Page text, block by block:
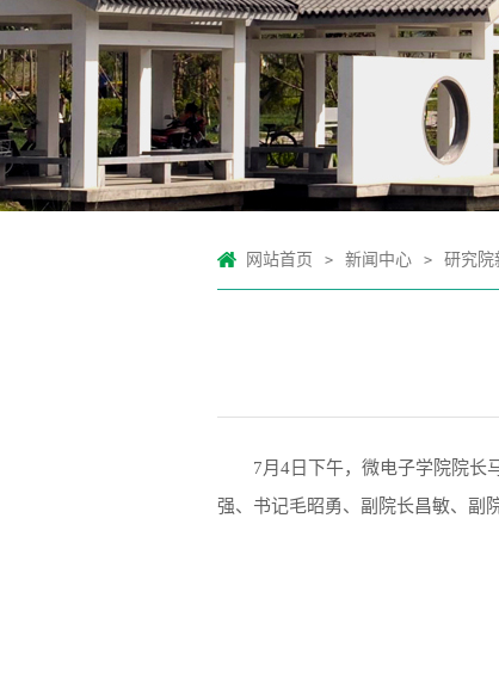
网站首页 > 新闻中心 > 研究院
7月4日下午，微电子学院院长
强、书记毛昭勇、副院长昌敏、副